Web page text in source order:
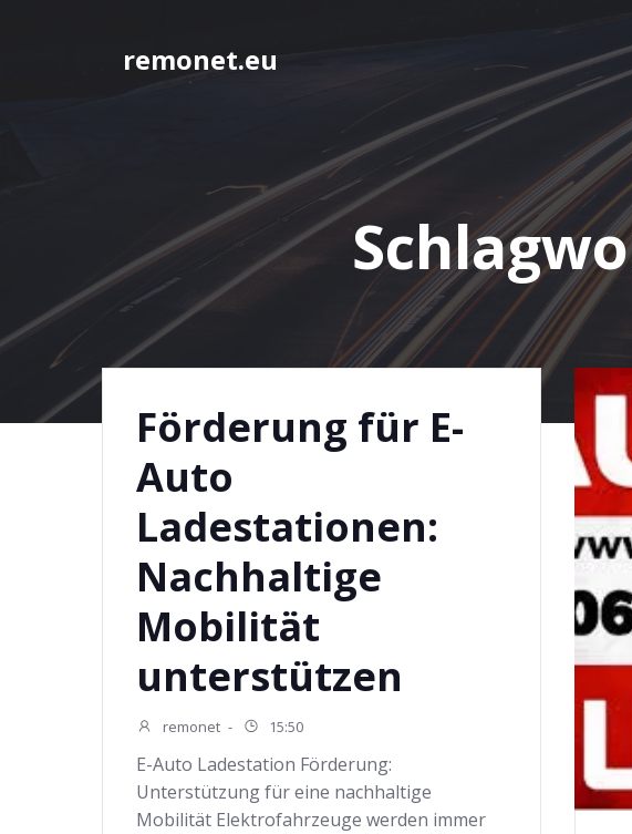
remonet.eu
Förderung für E-
Auto
Ladestationen:
Nachhaltige
Mobilität
unterstützen
remonet - 15:50
E-Auto Ladestation Förderung:
Unterstützung für eine nachhaltige
Mobilität Elektrofahrzeuge werden immer